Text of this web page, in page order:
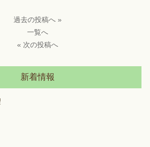
過去の投稿へ »
一覧へ
« 次の投稿へ
新着情報